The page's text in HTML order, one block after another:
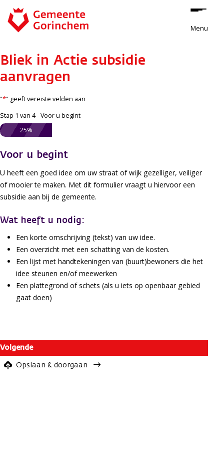
Ga naar de inhoud
Menu
Bliek in Actie subsidie
aanvragen
"*" geeft vereiste velden aan
Stap 1 van 4- Voor u begint
25%
Voor u begint
U heeft een goed idee om uw straat of wijk gezelliger, veiliger
of mooier te maken. Met dit formulier vraagt u hiervoor een
subsidie aan bij de gemeente.
Wat heeft u nodig:
Een korte omschrijving (tekst) van uw idee.
Een overzicht met een schatting van de kosten.
Een lijst met handtekeningen van (buurt)bewoners die het
idee steunen en/of meewerken
Een plattegrond of schets (als u iets op openbaar gebied
gaat doen)
Opslaan & doorgaan
Voor
u
begint